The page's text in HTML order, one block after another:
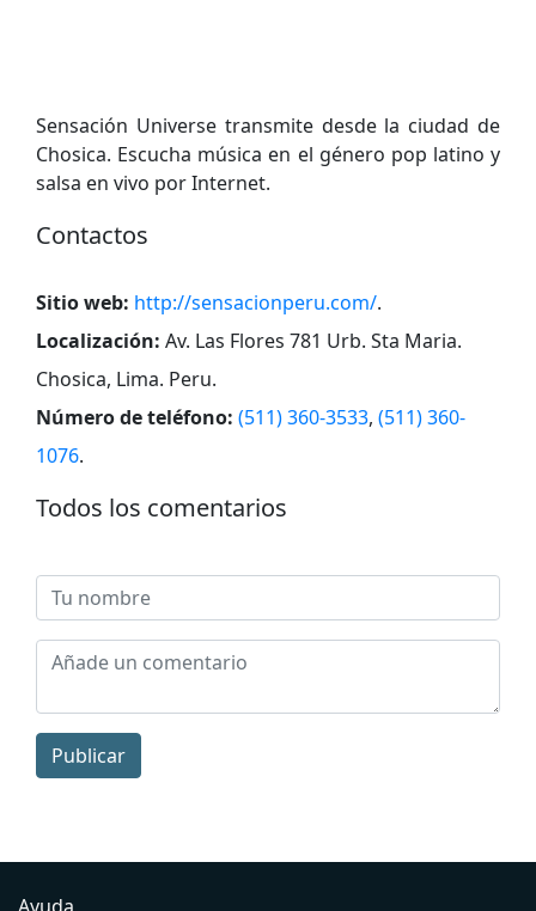
Sensación Universe transmite desde la ciudad de
Chosica. Escucha música en el género pop latino y
salsa en vivo por Internet.
Contactos
Sitio web: http://sensacionperu.com/.
Localización: Av. Las Flores 781 Urb. Sta Maria.
Chosica, Lima. Peru.
Número de teléfono: (511) 360-3533, (511) 360-
1076.
Todos los comentarios
Publicar
Ayuda